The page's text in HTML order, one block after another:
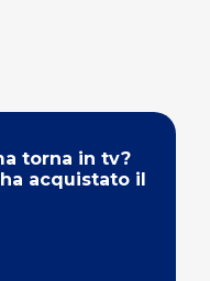
torna in tv?
acquistato il